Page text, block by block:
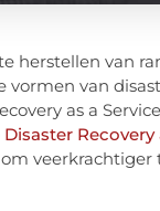
herstellen van
van
as a
Disaster Recovery